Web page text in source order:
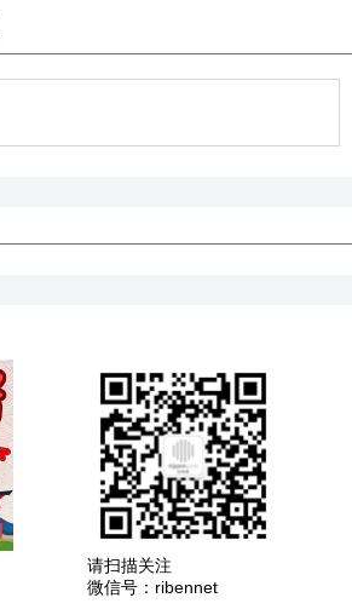
请扫描关注
微信号：ribennet